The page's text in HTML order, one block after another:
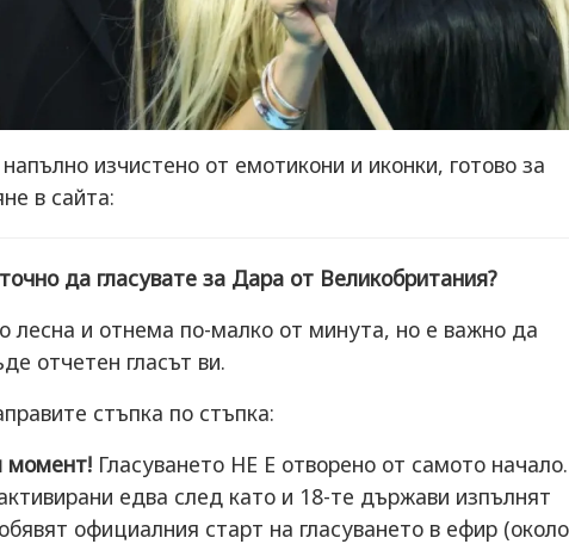
изчистено от емотикони и иконки, готово за
в сайта:
да гласувате за Дара от Великобритания?
лесна и отнема по-малко от минута, но е важно да
отчетен гласът ви.
стъпка по стъпка:
момент! Гласуването НЕ Е отворено от самото начало.
едва след като и 18-те държави изпълнят
официалния старт на гласуването в ефир (около